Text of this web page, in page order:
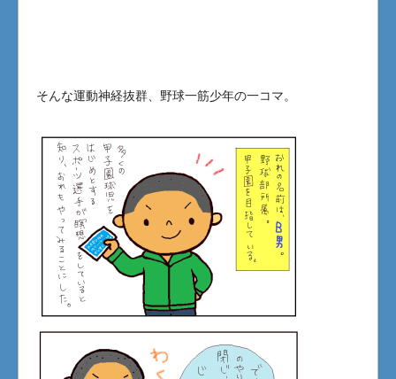
そんな運動神経抜群、野球一筋少年の一コマ。